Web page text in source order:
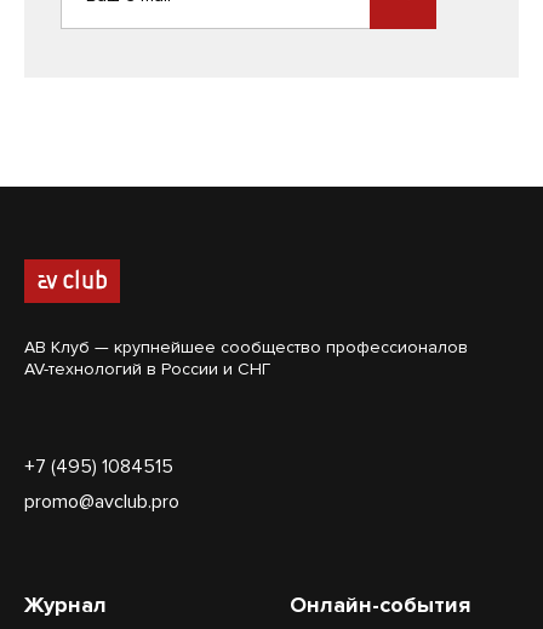
АВ Клуб — крупнейшее сообщество профессионалов
AV-технологий в России и СНГ
+7 (495) 1084515
promo@avclub.pro
Журнал
Онлайн-события